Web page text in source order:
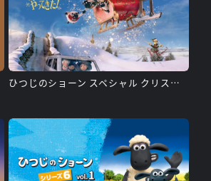
ひつじのショーン スペシャル クリスマスがやってきた!